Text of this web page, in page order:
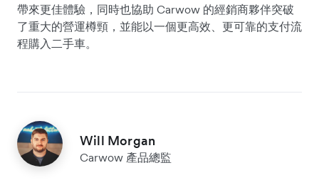
帶來更佳體驗，同時也協助 Carwow 的經銷商夥伴突破
了重大的營運樽頸，並能以一個更高效、更可靠的支付流
程購入二手車。
Will Morgan
Carwow 產品總監